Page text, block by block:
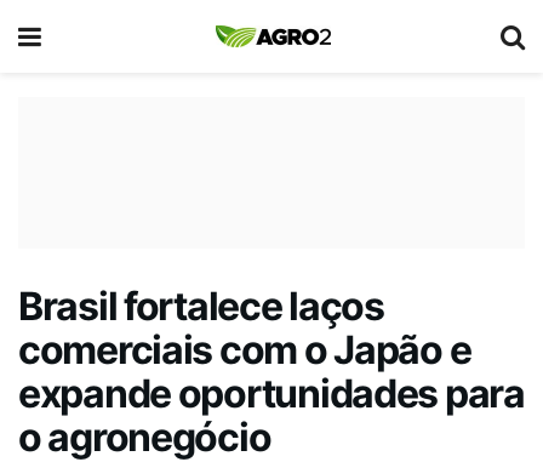
Brasil fortalece laços
comerciais com o Japão e
expande oportunidades para
o agronegócio